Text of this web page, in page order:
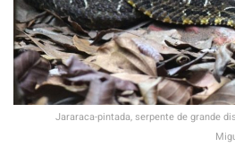
Jararaca-pintada, serpente de grande